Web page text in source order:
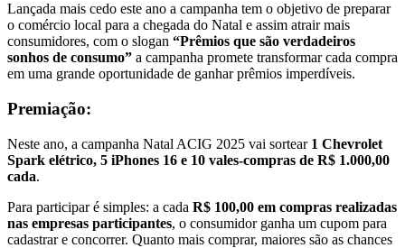
Lançada mais cedo este ano a campanha tem o objetivo de preparar
o comércio local para a chegada do Natal e assim atrair mais
consumidores, com o slogan “Prêmios que são verdadeiros
sonhos de consumo” a campanha promete transformar cada compra
em uma grande oportunidade de ganhar prêmios imperdíveis.
Premiação:
Neste ano, a campanha Natal ACIG 2025 vai sortear 1 Chevrolet
Spark elétrico, 5 iPhones 16 e 10 vales-compras de R$ 1.000,00
cada.
Para participar é simples: a cada R$ 100,00 em compras realizadas
nas empresas participantes, o consumidor ganha um cupom para
cadastrar e concorrer. Quanto mais comprar, maiores são as chances